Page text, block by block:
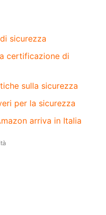
sicurezza
certificazione di
sulla sicurezza
per la sicurezza
arriva in Italia